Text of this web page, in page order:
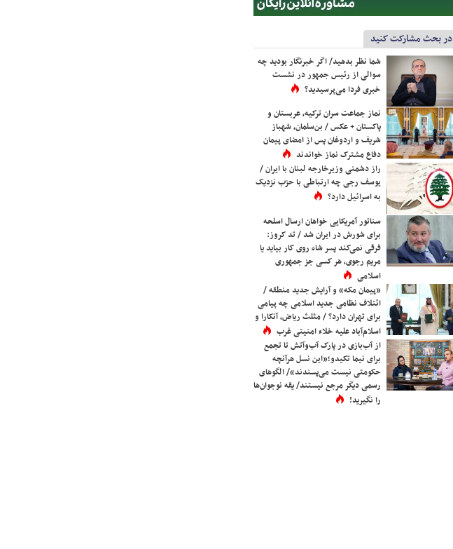
در بحث مشارکت کنید
شما نظر بدهید/ اگر خبرنگار بودید چه
سوالی از رئیس جمهور در نشست
خبری فردا می‌پرسیدید؟
نماز جماعت سران ترکیه، عربستان و
پاکستان + عکس / بن‌سلمان، شهباز
شریف و اردوغان پس از امضای پیمان
دفاع مشترک نماز خواندند
راز دشمنی وزیرخارجه لبنان با ایران /
یوسف رجی چه ارتباطی با حزب نزدیک
به اسرائیل دارد؟
سناتور آمریکایی خواهان ارسال اسلحه
برای شورش در ایران شد / تد کروز:
فرقی نمی‌کند پسر شاه روی کار بیاید یا
مریم رجوی، هر کسی جز جمهوری
اسلامی
«پیمان مکه» و آرایش جدید منطقه /
ائتلاف نظامی جدید اسلامی چه پیامی
برای تهران دارد؟ / مثلث ریاض، آنکارا و
اسلام‌آباد علیه خلاء امنیتی غرب
از آب‌بازی در پارک آب‌وآتش تا تجمع
برای نیما تکیدو؛«این نسل هرآنچه
حکومتی نیست می‌پسندند»/ الگوهای
رسمی دیگر مرجع نیستند/ یقه نوجوان‌ها
را نگیرید!